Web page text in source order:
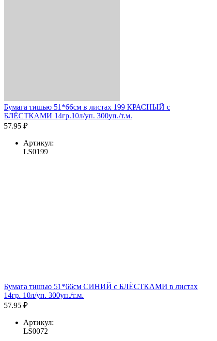
Бумага тишью 51*66см в листах 199 КРАСНЫЙ с
БЛЁСТКАМИ 14гр.10л/уп. 300уп./т.м.
57.95 ₽
Артикул:
LS0199
Бумага тишью 51*66см СИНИЙ с БЛЁСТКАМИ в листах
14гр. 10л/уп. 300уп./т.м.
57.95 ₽
Артикул:
LS0072